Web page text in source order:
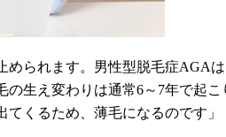
められます。男性型脱毛症
生え変わりは通常6～7年で起
くるため、薄毛になるのです」